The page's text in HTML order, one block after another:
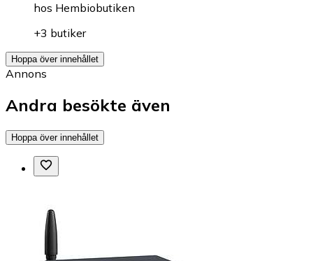
hos Hembiobutiken
+3 butiker
Hoppa över innehållet
Annons
Andra besökte även
Hoppa över innehållet